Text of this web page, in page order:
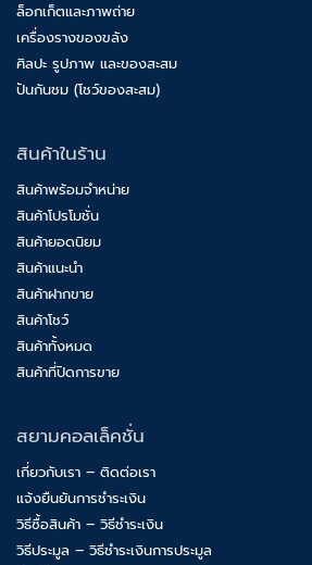
ล็อกเก็ตและภาพถ่าย
เครื่องรางของขลัง
ศิลปะ รูปภาพ และของสะสม
ปันกันชม (โชว์ของสะสม)
สินค้าในร้าน
สินค้าพร้อมจำหน่าย
สินค้าโปรโมชั่น
สินค้ายอดนิยม
สินค้าแนะนำ
สินค้าฝากขาย
สินค้าโชว์
สินค้าทั้งหมด
สินค้าที่ปิดการขาย
สยามคอลเล็คชั่น
เกี่ยวกับเรา – ติดต่อเรา
แจ้งยืนยันการชำระเงิน
วิธีซื้อสินค้า – วิธีชำระเงิน
วิธีประมูล – วิธีชำระเงินการประมูล